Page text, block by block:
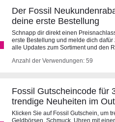
Der Fossil
deine erste Bestellung
Schnapp dir direkt einen
erste Bestellung und melde dich
alle Updates zum Sortiment und den
Anzahl der Verwendungen: 59
Fossil Gutscheincode für
trendige Neuheiten im
Klicken Sie auf Fossil Gutschein, um
Geldbörsen, Schmuck, Uhren mit